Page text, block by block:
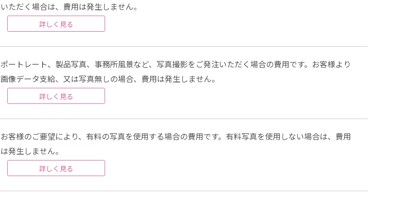
いただく場合は、費用は発生しません。
詳しく見る
ポートレート、製品写真、事務所風景など、写真撮影をご発注いただく場合の費用です。お客様より
画像データ支給、又は写真無しの場合、費用は発生しません。
詳しく見る
お客様のご要望により、有料の写真を使用する場合の費用です。有料写真を使用しない場合は、費用
は発生しません。
詳しく見る